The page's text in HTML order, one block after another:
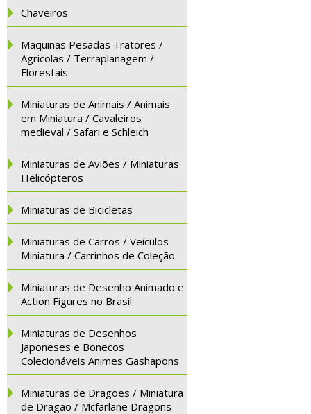
Chaveiros
Maquinas Pesadas Tratores /
Agricolas / Terraplanagem /
Florestais
Miniaturas de Animais / Animais
em Miniatura / Cavaleiros
medieval / Safari e Schleich
Miniaturas de Aviões / Miniaturas
Helicópteros
Miniaturas de Bicicletas
Miniaturas de Carros / Veículos
Miniatura / Carrinhos de Coleção
Miniaturas de Desenho Animado e
Action Figures no Brasil
Miniaturas de Desenhos
Japoneses e Bonecos
Colecionáveis Animes Gashapons
Miniaturas de Dragões / Miniatura
de Dragão / Mcfarlane Dragons